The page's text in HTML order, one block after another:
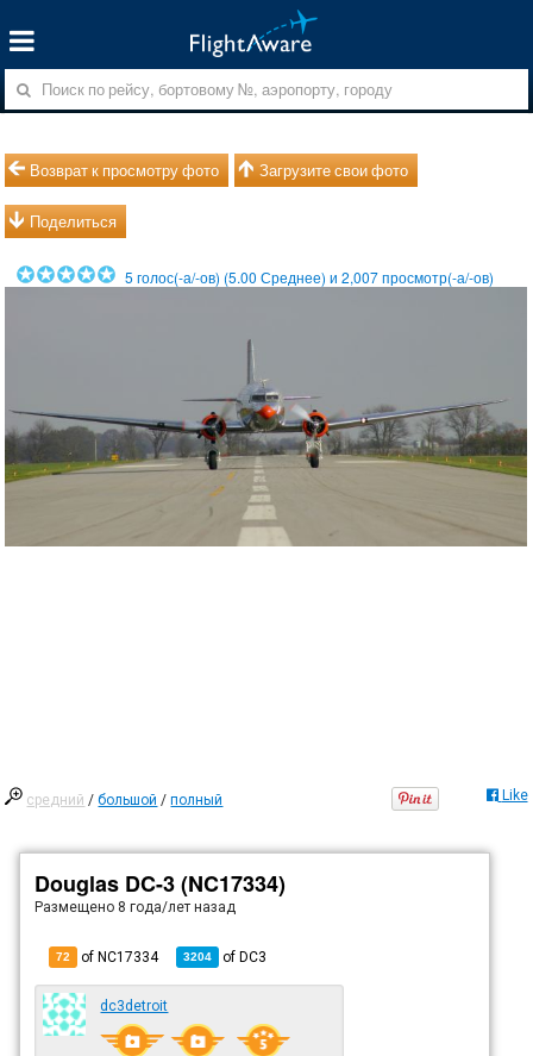
Возврат к просмотру фото Загрузите свои фото
Поделиться
5 голос(-а/-ов) (5.00 Среднее) и2,007просмотр(-а/-ов)
средний /большой /полный Like
Douglas DC-3 (NC17334)
Размещено 8 года/лет назад
72 of NC17334 3204 ofDC3
dc3detroit